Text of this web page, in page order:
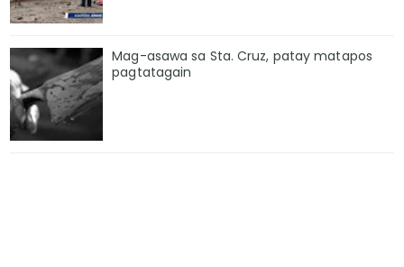
Mag-asawa sa Sta. Cruz, patay matapos
pagtatagain